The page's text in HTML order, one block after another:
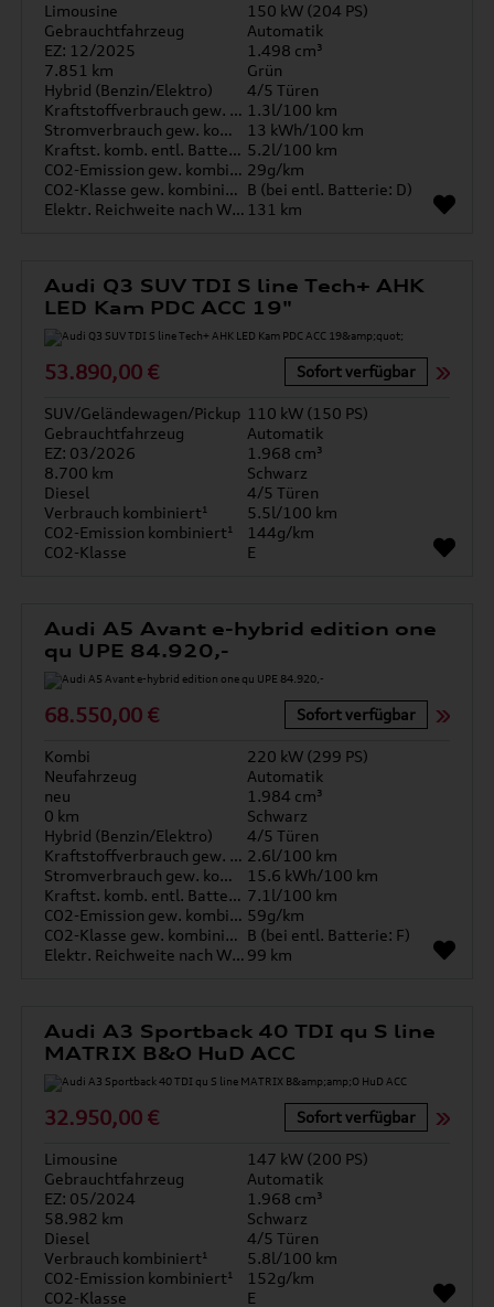
Limousine
150 kW (204 PS)
Gebrauchtfahrzeug
Automatik
EZ: 12/2025
1.498 cm³
7.851 km
Grün
Hybrid (Benzin/Elektro)
4/5 Türen
Kraftstoffverbrauch gew. kombiniert 1.3l/100 km
Stromverbrauch gew. kombiniert
13 kWh/100 km
Kraftst. komb. entl. Batterie 5.2l/100 km
CO2-Emission gew. kombiniert 29g/km
CO2-Klasse gew. kombiniert B (bei entl. Batterie: D)
Elektr. Reichweite nach WLTP* 131 km
Audi Q3 SUV TDI S line Tech+ AHK
LED Kam PDC ACC 19"
53.890,00 € Sofort verfügbar
SUV/Geländewagen/Pickup 110 kW (150 PS)
Gebrauchtfahrzeug
Automatik
EZ: 03/2026
1.968 cm³
8.700 km
Schwarz
Diesel
4/5 Türen
Verbrauch kombiniert¹
5.5l/100 km
CO2-Emission kombiniert¹
144g/km
CO2-Klasse
E
Audi A5 Avant e-hybrid edition one
qu UPE 84.920,-
68.550,00 € Sofort verfügbar
Kombi
220 kW (299 PS)
Neufahrzeug
Automatik
neu
1.984 cm³
0 km
Schwarz
Hybrid (Benzin/Elektro)
4/5 Türen
Kraftstoffverbrauch gew. kombiniert 2.6l/100 km
Stromverbrauch gew. kombiniert
15.6 kWh/100 km
Kraftst. komb. entl. Batterie 7.1l/100 km
CO2-Emission gew. kombiniert 59g/km
CO2-Klasse gew. kombiniert B (bei entl. Batterie: F)
Elektr. Reichweite nach WLTP* 99 km
Audi A3 Sportback 40 TDI qu S line
MATRIX B&O HuD ACC
32.950,00 € Sofort verfügbar
Limousine
147 kW (200 PS)
Gebrauchtfahrzeug
Automatik
EZ: 05/2024
1.968 cm³
58.982 km
Schwarz
Diesel
4/5 Türen
Verbrauch kombiniert¹
5.8l/100 km
CO2-Emission kombiniert¹
152g/km
CO2-Klasse
E